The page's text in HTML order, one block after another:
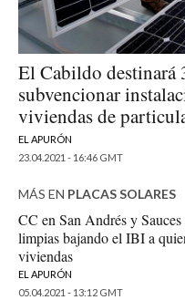
El Cabildo destinará
subvencionar
viviendas de
EL APURÓN
23.04.2021 - 16:46 GMT
MÁS EN PLACAS SOLARES
CC en San Andrés y
limpias bajando el IBI a
viviendas
EL APURÓN
05.04.2021 - 13:12 GMT